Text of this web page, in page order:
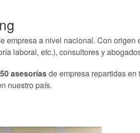
empresa a nivel nacional. Con
laboral, etc.), consultores y
asesoríasde empresa repartidas
nuestro país.